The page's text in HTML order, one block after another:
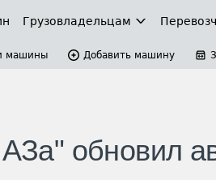
Грузовладельцам
машины Добавить машину
обновил